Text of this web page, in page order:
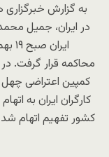
به گزارش
در ایران، جمیل
محاکمه قرار گرفت.
کمپین اعتراضی چهل
کارگران ایران به
کشور تفهیم اتهام شد